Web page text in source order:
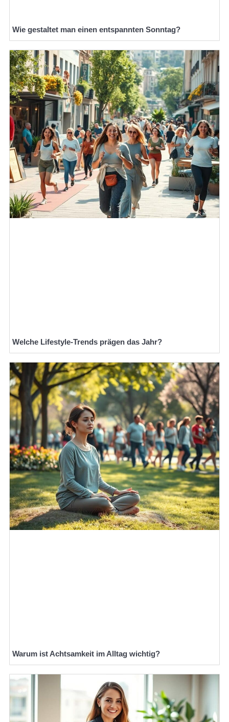
Wie gestaltet man einen entspannten Sonntag?
Welche Lifestyle-Trends prägen das Jahr?
Warum ist Achtsamkeit im Alltag wichtig?